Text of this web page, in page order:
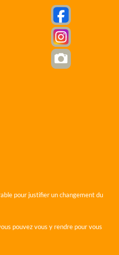
pour justifier un changement du
pouvez vous y rendre pour vous